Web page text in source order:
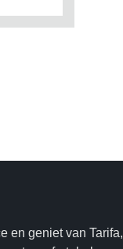
en geniet van Tarifa,